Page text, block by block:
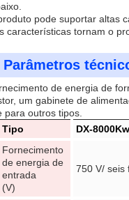
pode suportar altas
características tornam o
Parâmetros
de energia de
um gabinete de
para outros tipos.
Tipo
DX-8000Kw
Fornecimento
de energia de
entrada
(V)
750 V/ seis